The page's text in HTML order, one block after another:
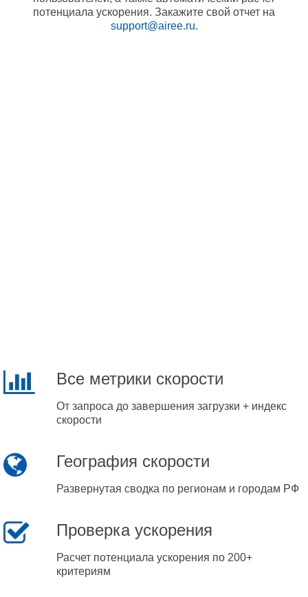
потенциала ускорения. Закажите свой отчет на
support@airee.ru.
Все метрики скорости
От запроса до завершения загрузки + индекс
скорости
География скорости
Развернутая сводка по регионам и городам РФ
Проверка ускорения
Расчет потенциала ускорения по 200+
критериям